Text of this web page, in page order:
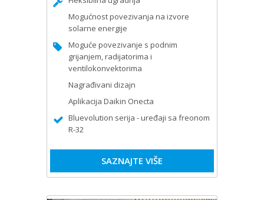
Mogućnost povezivanja na izvore
solarne energije
Moguće povezivanje s podnim
grijanjem, radijatorima i
ventilokonvektorima
Nagrađivani dizajn
Aplikacija Daikin Onecta
Bluevolution serija - uređaji sa freonom
R-32
SAZNAJTE VIŠE